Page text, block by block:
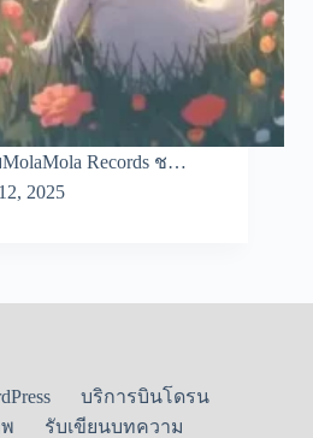
Records ช…
2025
บริการบินโดรน
รับเขียนบทความ